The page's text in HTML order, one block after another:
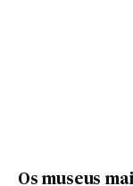
Os museus